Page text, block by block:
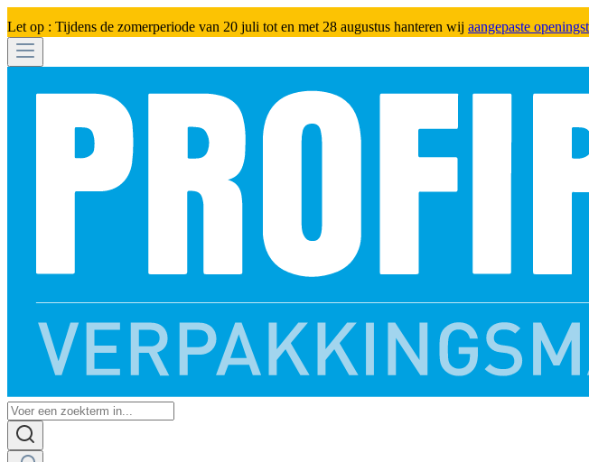
Let op : Tijdens de zomerperiode van 20 juli tot en met 28 augustus hanteren wij aangepaste